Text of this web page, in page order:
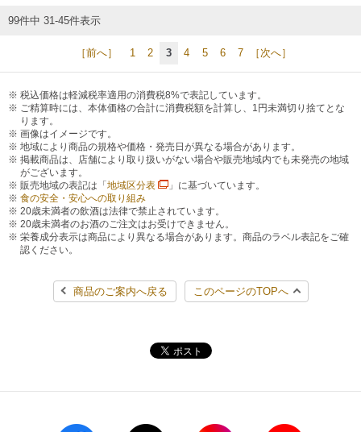
99件中 31-45件表示
［前へ］ 1 2 3 4 5 6 7 ［次へ］
税込価格は軽減税率適用の消費税8%で表記しています。
ご精算時には、本体価格の合計に消費税額を計算し、1円未満切り捨てとな
ります。
画像はイメージです。
地域により商品の規格や価格・発売日が異なる場合があります。
掲載商品は、店舗により取り扱いがない場合や販売地域内でも未発売の地域
がございます。
販売地域の表記は「 地域区分表
」に基づいています。
食の安全・安心への取り組み
20歳未満者の飲酒は法律で禁止されています。
20歳未満者のお酒のご注文はお受けできません。
栄養成分表示は商品により異なる場合があります。商品のラベル表記をご確
認ください。
商品のご案内へ戻る このページのTOPへ